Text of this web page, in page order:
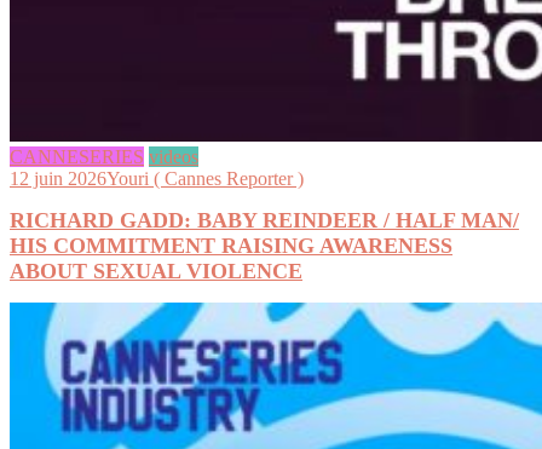
CANNESERIES videos
12 juin 2026Youri ( Cannes Reporter )
RICHARD GADD: BABY REINDEER / HALF MAN/
HIS COMMITMENT RAISING AWARENESS
ABOUT SEXUAL VIOLENCE